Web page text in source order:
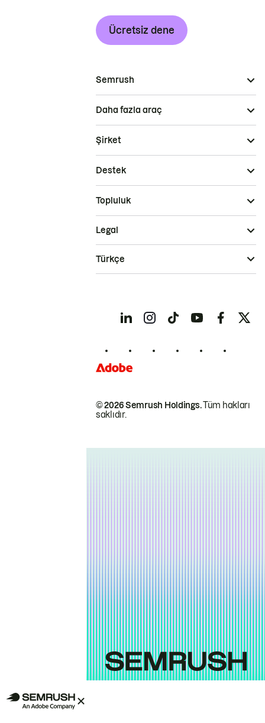
Ücretsiz dene
Semrush
Daha fazla araç
Şirket
Destek
Topluluk
© 2026 Semrush Holdings.Tüm hakları
saklıdır.
Legal
Türkçe